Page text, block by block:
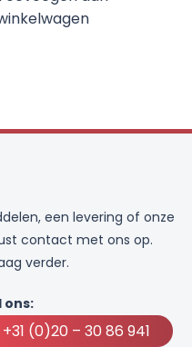
een levering of onze
contact met ons op.
verder.
ons:
+31 (0)20 – 30 86 941